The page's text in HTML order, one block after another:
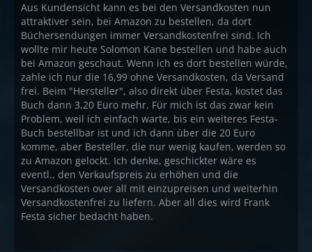
Aus Kundensicht kann es bei den Versandkosten nun
attraktiver sein, bei Amazon zu bestellen, da dort
Büchersendungen immer Versandkostenfrei sind. Ich
wollte mir heute Solomon Kane bestellen und habe auch
bei Amazon geschaut. Wenn ich es dort bestellen würde,
zahle ich nur die 16,99 ohne Versandkosten, da Versand
frei. Beim "Hersteller", also direkt über Festa, kostet das
Buch dann 3,20 Euro mehr. Für mich ist das zwar kein
Problem, weil ich einfach warte, bis ein weiteres Festa-
Buch bestellbar ist und ich dann über die 20 Euro
komme, aber Besteller, die nur wenig kaufen, werden so
zu Amazon gelockt. Ich denke, geschickter wäre es
eventl., den Verkaufspreis zu erhöhen und die
Versandkosten over all mit einzupreisen und weiterhin
Versandkostenfrei zu liefern. Aber all dies wird Frank
Festa sicher bedacht haben.